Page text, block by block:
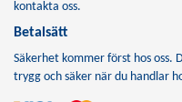
kontakta oss.
Betalsätt
Säkerhet kommer först hos oss.
trygg och säker när du handlar